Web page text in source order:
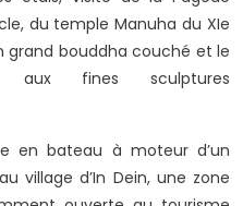
du temple Manuha du XIe
grand bouddha couché et le
aux fines sculptures
en bateau à moteur d’un
village d’In Dein, une zone